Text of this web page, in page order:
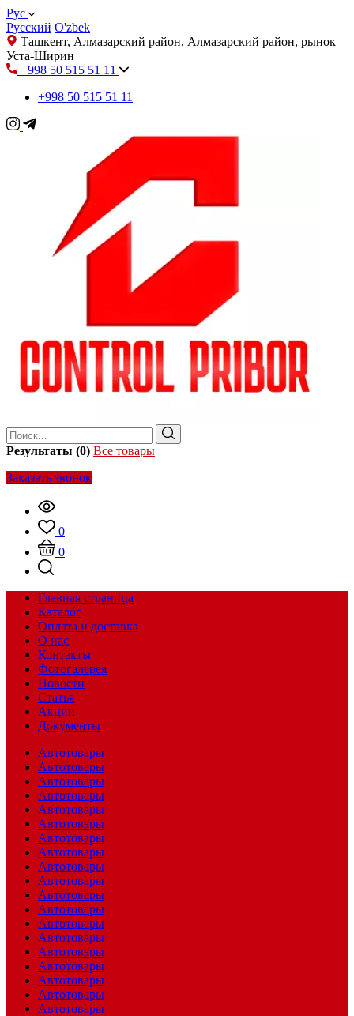
Рус
Русский O'zbek
Ташкент, Алмазарский район, Алмазарский район, рынок
Уста-Ширин
+998 50 515 51 11
+998 50 515 51 11
Результаты (0) Все товары
Заказать звонок
0
0
Главная страница
Каталог
Оплата и доставка
О нас
Контакты
Фотогалерея
Новости
Статья
Акции
Документы
Автотовары
Автотовары
Автотовары
Автотовары
Автотовары
Автотовары
Автотовары
Автотовары
Автотовары
Автотовары
Автотовары
Автотовары
Автотовары
Автотовары
Автотовары
Автотовары
Автотовары
Автотовары
Автотовары